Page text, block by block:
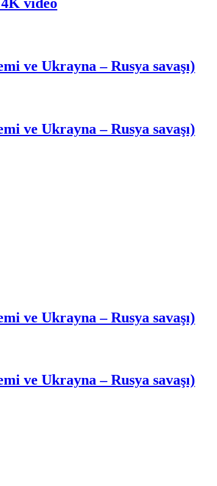
video
ve Ukrayna – Rusya savaşı)
ve Ukrayna – Rusya savaşı)
ve Ukrayna – Rusya savaşı)
ve Ukrayna – Rusya savaşı)